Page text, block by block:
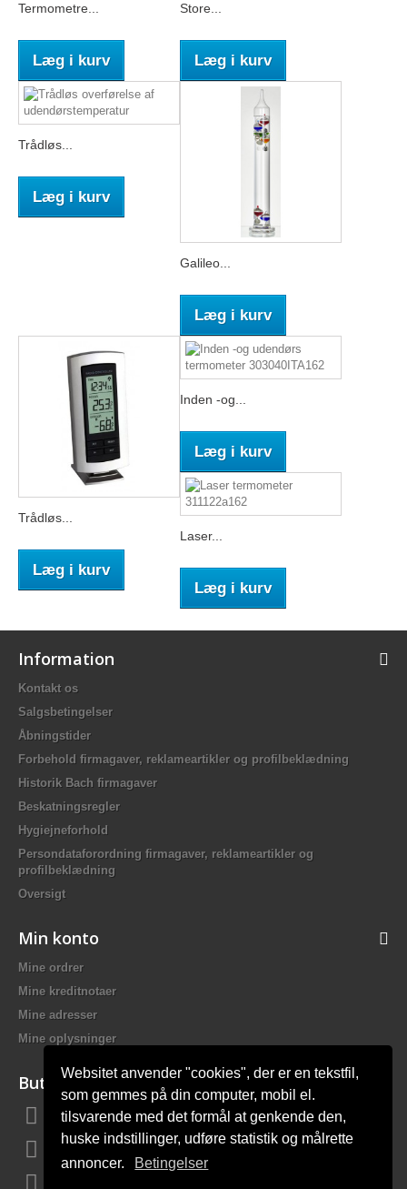
Websitet anvender "cookies", der er en tekstfil,
som gemmes på din computer, mobil el.
tilsvarende med det formål at genkende den,
huske indstillinger, udføre statistik og målrette
annoncer.
Betingelser
Termometre...
Læg i kurv
Store...
Læg i kurv
Trådløs...
Læg i kurv
Galileo...
Læg i kurv
Trådløs...
Læg i kurv
Inden -og...
Læg i kurv
Laser...
Læg i kurv
Information
Kontakt os
Salgsbetingelser
Åbningstider
Forbehold firmagaver, reklameartikler og profilbeklædning
Historik Bach firmagaver
Beskatningsregler
Hygiejneforhold
Persondataforordning firmagaver, reklameartikler og
profilbeklædning
Oversigt
Min konto
Mine ordrer
Mine kreditnotaer
Mine adresser
Mine oplysninger
Butiksinformation
Bach Promotion, Trafikskolevej 2 7400 Herning Danmark